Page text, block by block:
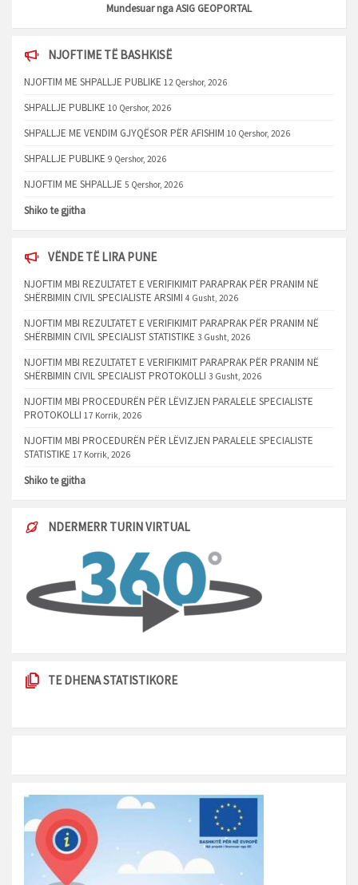
Mundesuar ngaASIG GEOPORTAL
NJOFTIME TË BASHKISË
NJOFTIM ME SHPALLJE PUBLIKE 12 Qershor, 2026
SHPALLJE PUBLIKE 10 Qershor, 2026
SHPALLJE ME VENDIM GJYQËSOR PËR AFISHIM 10 Qershor, 2026
SHPALLJE PUBLIKE 9 Qershor, 2026
NJOFTIM ME SHPALLJE 5 Qershor, 2026
Shiko te gjitha
VËNDE TË LIRA PUNE
NJOFTIM MBI REZULTATET E VERIFIKIMIT PARAPRAK PËR PRANIM NË
SHËRBIMIN CIVIL SPECIALISTE ARSIMI 4 Gusht, 2026
NJOFTIM MBI REZULTATET E VERIFIKIMIT PARAPRAK PËR PRANIM NË
SHËRBIMIN CIVIL SPECIALIST STATISTIKE 3 Gusht, 2026
NJOFTIM MBI REZULTATET E VERIFIKIMIT PARAPRAK PËR PRANIM NË
SHËRBIMIN CIVIL SPECIALIST PROTOKOLLI 3 Gusht, 2026
NJOFTIM MBI PROCEDURËN PËR LËVIZJEN PARALELE SPECIALISTE
PROTOKOLLI 17 Korrik, 2026
NJOFTIM MBI PROCEDURËN PËR LËVIZJEN PARALELE SPECIALISTE
STATISTIKE 17 Korrik, 2026
Shiko te gjitha
NDERMERR TURIN VIRTUAL
TE DHENA STATISTIKORE